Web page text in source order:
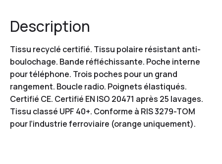
Description
Tissu recyclé certifié. Tissu polaire résistant anti-
boulochage. Bande réfléchissante. Poche interne
pour téléphone. Trois poches pour un grand
rangement. Boucle radio. Poignets élastiqués.
Certifié CE. Certifié EN ISO 20471 après 25 lavages.
Tissu classé UPF 40+. Conforme à RIS 3279-TOM
pour l’industrie ferroviaire (orange uniquement).